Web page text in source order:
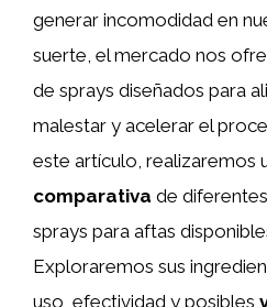
generar incomodidad en
suerte, el mercado nos
de sprays diseñados para
malestar y acelerar el
este artículo, realizaremos
comparativa de
sprays para aftas
Exploraremos sus
uso, efectividad y posibles